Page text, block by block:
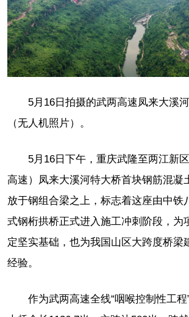
5月16日拍摄的武两高速凤来大溪
（无人机照片）。
5月16日下午，重庆武隆至两江新
高速）凤来大溪河特大桥首块钢筋混凝
放于钢组合梁之上，标志着这座由中铁
式钢桁拱桥正式进入施工冲刺阶段，为
定坚实基础，也为我国山区大跨度桥梁
经验。
作为武两高速全线“咽喉控制性工